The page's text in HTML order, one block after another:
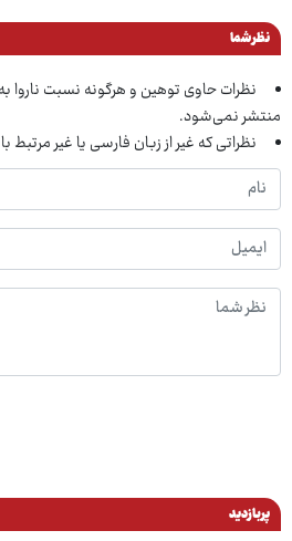
نظر شما
نظرات حاوی توهین و هرگونه نسبت
منتشر نمی‌شود.
نظراتی که غیر از زبان فارسی یا غیر
پربازدید